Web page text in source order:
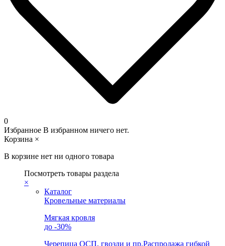
0
Избранное В избранном ничего нет.
Корзина ×
В корзине нет ни одного товара
Посмотреть товары раздела
×
Каталог
Кровельные материалы
Мягкая кровля
до -30%
Черепица ОСП, гвозди и пр.Распродажа гибкой